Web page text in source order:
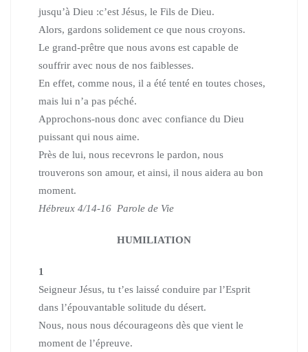
jusqu’à Dieu :c’est Jésus, le Fils de Dieu.
Alors, gardons solidement ce que nous croyons.
Le grand-prêtre que nous avons est capable de
souffrir avec nous de nos faiblesses.
En effet, comme nous, il a été tenté en toutes choses,
mais lui n’a pas péché.
Approchons-nous donc avec confiance du Dieu
puissant qui nous aime.
Près de lui, nous recevrons le pardon, nous
trouverons son amour, et ainsi, il nous aidera au bon
moment.
Hébreux 4/14-16 Parole de Vie
HUMILIATION
1
Seigneur Jésus, tu t’es laissé conduire par l’Esprit
dans l’épouvantable solitude du désert.
Nous, nous nous décourageons dès que vient le
moment de l’épreuve.